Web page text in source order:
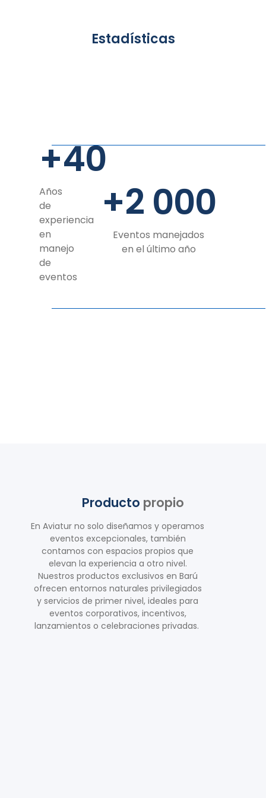
Estadísticas
+40
Años
de
experiencia
en
manejo
de
eventos
+2 000
Eventos manejados
en el último año
Producto propio
En Aviatur no solo diseñamos y operamos
eventos excepcionales, también
contamos con espacios propios que
elevan la experiencia a otro nivel.
Nuestros productos exclusivos en Barú
ofrecen entornos naturales privilegiados
y servicios de primer nivel, ideales para
eventos corporativos, incentivos,
lanzamientos o celebraciones privadas.